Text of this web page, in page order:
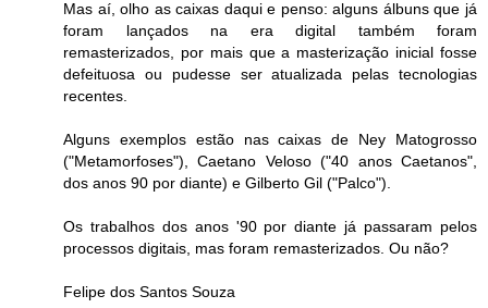
Mas aí, olho as caixas daqui e penso: alguns álbuns que já
foram lançados na era digital também foram
remasterizados, por mais que a masterização inicial fosse
defeituosa ou pudesse ser atualizada pelas tecnologias
recentes.
Alguns exemplos estão nas caixas de Ney Matogrosso
("Metamorfoses"), Caetano Veloso ("40 anos Caetanos",
dos anos 90 por diante) e Gilberto Gil ("Palco").
Os trabalhos dos anos '90 por diante já passaram pelos
processos digitais, mas foram remasterizados. Ou não?
Felipe dos Santos Souza